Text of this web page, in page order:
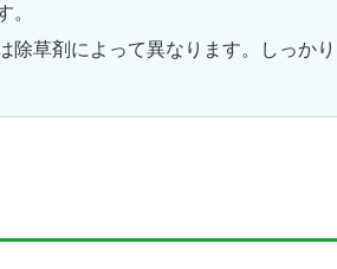
。
除草剤によって異なります。しっか